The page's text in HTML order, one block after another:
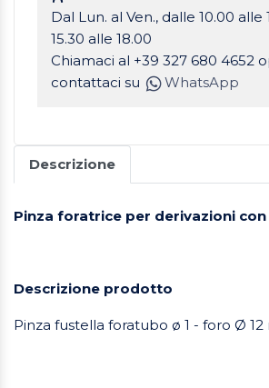
Dal Lun. al Ven., dalle 10.00 alle
15.30 alle 18.00
Chiamaci al +39 327 680 4652
contattaci su
WhatsApp
Descrizione
Pinza foratrice per derivazioni con
Descrizione prodotto
Pinza fustella foratubo ø 1 - foro Ø 12